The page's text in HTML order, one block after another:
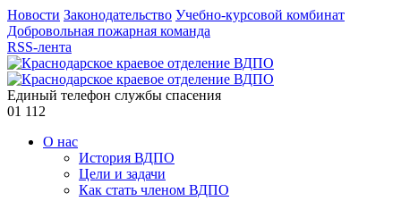
Новости Законодательство Учебно-курсовой комбинат
Добровольная пожарная команда
RSS-лента
Единый телефон службы спасения
01 112
О нас
История ВДПО
Цели и задачи
Как стать членом ВДПО